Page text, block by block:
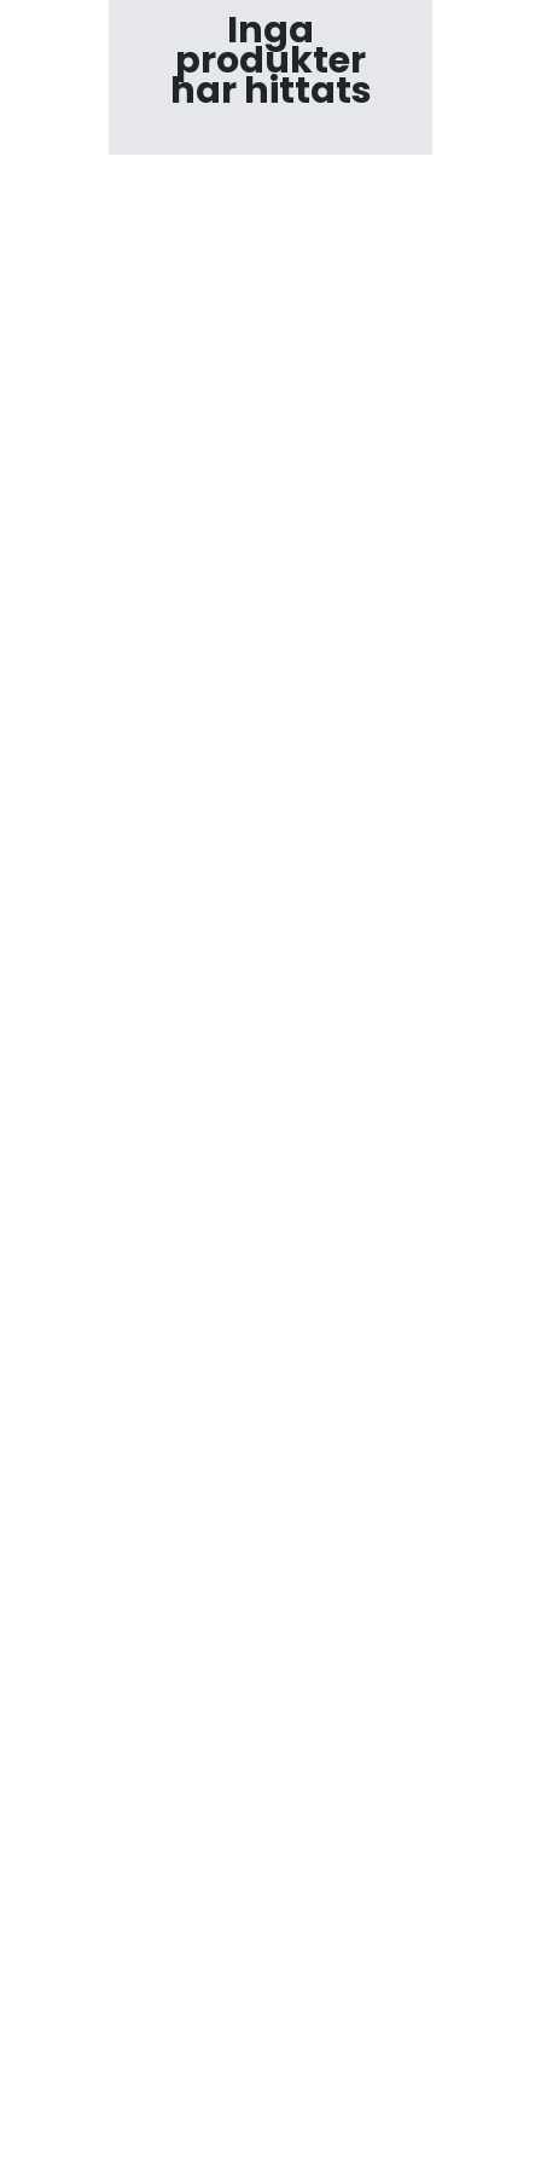
Inga
produkter
har hittats